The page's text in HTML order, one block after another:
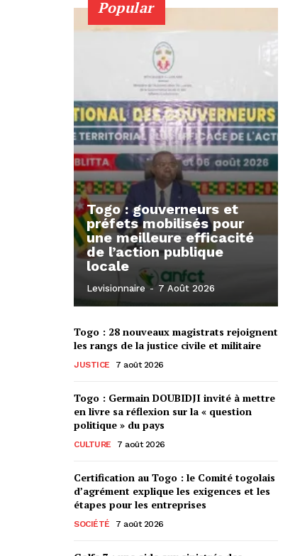
Popular
Togo : gouverneurs et
préfets mobilisés pour
une meilleure efficacité
de l’action publique
locale
Levisionnaire - 7 Août 2026
Togo : 28 nouveaux magistrats rejoignent
les rangs de la justice civile et militaire
JUSTICE 7 août 2026
Togo : Germain DOUBIDJI invité à mettre
en livre sa réflexion sur la « question
politique » du pays
CULTURE 7 août 2026
Certification au Togo : le Comité togolais
d’agrément explique les exigences et les
étapes pour les entreprises
SOCIÉTÉ 7 août 2026